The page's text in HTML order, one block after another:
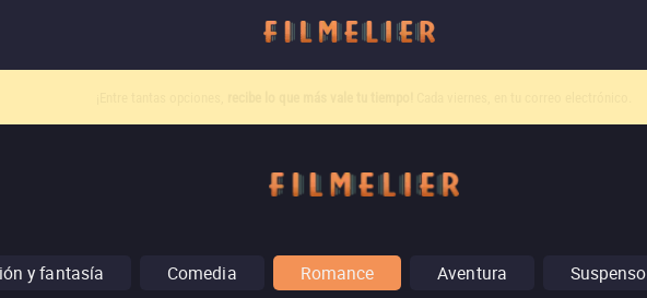
y fantasía Comedia Romance Aventura Suspenso